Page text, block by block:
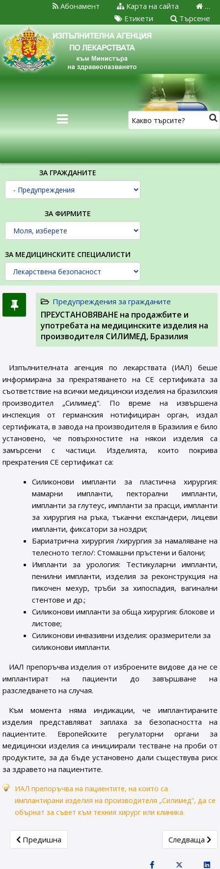
…
Карта на сайта
Абонамент
Търсене
Етикети
ЗА ГРАЖДАНИТЕ
ЗА ФИРМИТЕ
ЗА МЕДИЦИНСКИТЕ СПЕЦИАЛИСТИ
Предупреждения за гражданите
ПРЕУСТАНОВЯВАНЕ на продажбите и
употребата на медицинските изделия на
производителя СИЛИМЕД, Бразилия
Изпълнителната агенция по лекарствата (ИАЛ) беше
информирана за прекратяването на СЕ сертификата за
съответствие на всички медицински изделия на бразилския
производител „Силимед“. По време на извършена
инспекция от германския нотифициран орган, издал
сертификата, в завода на производителя в Бразилия е било
установено, че повърхностите на някои изделия са
замърсени с частици. Изделията, които покрива
прекратения СЕ сертификат са:
Силиконови импланти за пластична хирургия:
мамарни импланти, пекторални импланти,
импланти за глутеус, импланти за прасци, импланти
за хирургия на ръка, тъканни експандери, лицеви
импланти, фиксатори за ноздри;
Бариатрична хирургия /хирургия за намаляване на
телесното тегло/: Стомашни пръстени и балони;
Импланти за урология: Тестикуларни импланти,
пенилни импланти, изделия за реконструкция на
пикочен мехур, тръби за хипоспадия, вагинални
стентове и др.;
Силиконови импланти за обща хирургия: блокове и
листове;
Силиконови инвазивни изделия: оразмерители за
силиконови импланти.
ИАЛ препоръчва изделия от изброените видове да не се
имплантират на пациенти до завършване на
разследването на случая.
Към момента няма индикации, че имплантираните
изделия представляват заплаха за безопасността на
пациентите. Европейските регулаторни органи за
медицински изделия са инициирали тестване на проби от
продуктите, за да бъде установено дали съществува риск
за здравето на пациентите.
ИАЛ препоръчва на пациентите, на които са
имплантирани изделия на производителя „Силимед“, да се
обърнат за съвет към техния хирург или клиника.
Previous article: Постоянно преустановяване на
Предишна Next article:
Следваща